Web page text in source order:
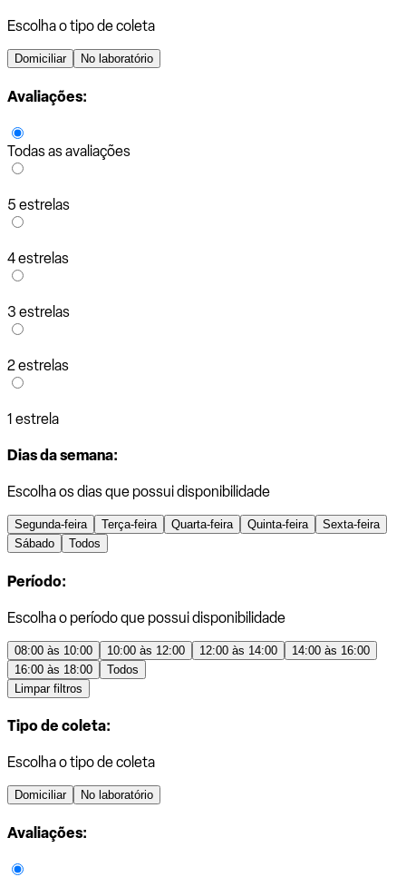
Escolha o tipo de coleta
Domiciliar No laboratório
Avaliações:
Todas as avaliações
5 estrelas
4 estrelas
3 estrelas
2 estrelas
1 estrela
Dias da semana:
Escolha os dias que possui disponibilidade
Segunda-feira Terça-feira Quarta-feira Quinta-feira
Sexta-feira
Sábado
Todos
Período:
Escolha o período que possui disponibilidade
08:00 às 10:00 10:00 às 12:00 12:00 às 14:00
14:00 às 16:00
16:00 às 18:00
Todos
Limpar filtros
Tipo de coleta:
Escolha o tipo de coleta
Domiciliar No laboratório
Avaliações: